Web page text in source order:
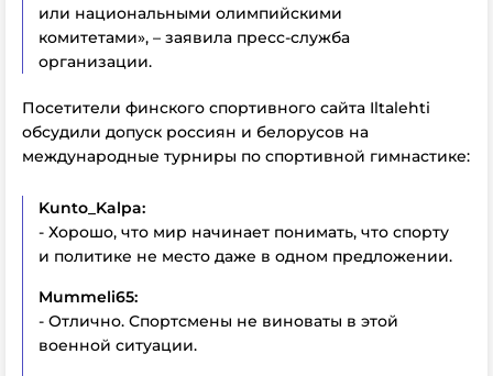
или национальными олимпийскими
комитетами», – заявила пресс-служба
организации.
Посетители финского спортивного сайта Iltalehti
обсудили допуск россиян и белорусов на
международные турниры по спортивной гимнастике:
Kunto_Kalpa:
- Хорошо, что мир начинает понимать, что спорту
и политике не место даже в одном предложении.
Mummeli65:
- Отлично. Спортсмены не виноваты в этой
военной ситуации.